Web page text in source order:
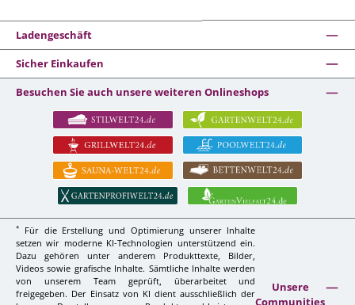
Ladengeschäft
Sicher Einkaufen
Besuchen Sie auch unsere weiteren Onlineshops
*
Für die Erstellung und Optimierung unserer Inhalte
setzen wir moderne KI-Technologien unterstützend ein.
Dazu gehören unter anderem Produkttexte, Bilder,
Videos sowie grafische Inhalte. Sämtliche Inhalte werden
von unserem Team geprüft, überarbeitet und
freigegeben. Der Einsatz von KI dient ausschließlich der
Unsere
Communities